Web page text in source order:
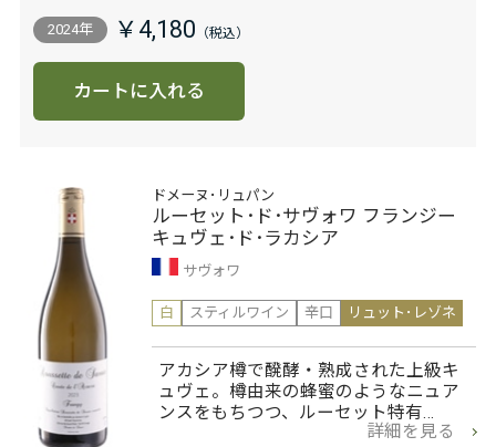
2024年 ￥4,180
カートに入れる
ドメーヌ･リュパン
ルーセット･ド･サヴォワ フランジー
キュヴェ･ド･ラカシア
サヴォワ
白
スティルワイン 辛口 リュット･レゾネ
アカシア樽で醗酵・熟成された上級キ
ュヴェ。樽由来の蜂蜜のようなニュア
ンスをもちつつ、ルーセット特有…
詳細を見る